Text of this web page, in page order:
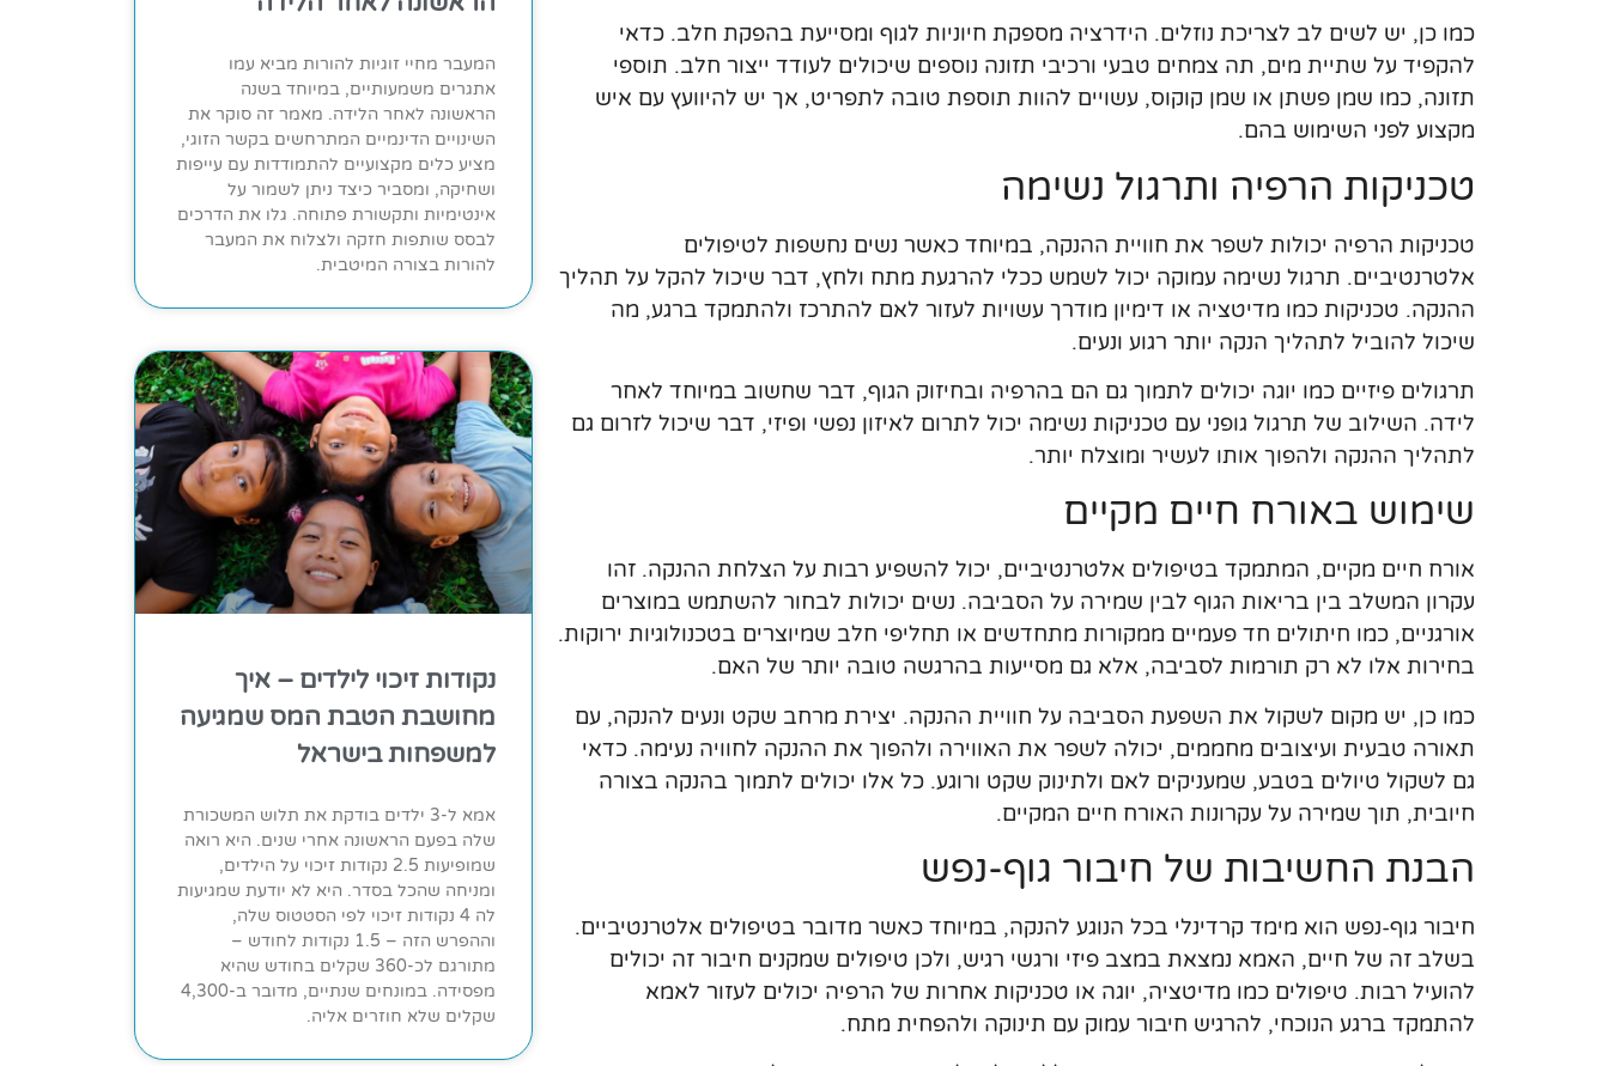
כמו כן, יש לשים לב לצריכת נוזלים. הידרציה מספקת חיוניות לגוף ומסייעת בהפקת חלב. כדאי
להקפיד על שתיית מים, תה צמחים טבעי ורכיבי תזונה נוספים שיכולים לעודד ייצור חלב. תוספי
תזונה, כמו שמן פשתן או שמן קוקוס, עשויים להוות תוספת טובה לתפריט, אך יש להיוועץ עם איש
מקצוע לפני השימוש בהם.
טכניקות הרפיה ותרגול נשימה
טכניקות הרפיה יכולות לשפר את חוויית ההנקה, במיוחד כאשר נשים נחשפות לטיפולים
אלטרנטיביים. תרגול נשימה עמוקה יכול לשמש ככלי להרגעת מתח ולחץ, דבר שיכול להקל על תהליך
ההנקה. טכניקות כמו מדיטציה או דימיון מודרך עשויות לעזור לאם להתרכז ולהתמקד ברגע, מה
שיכול להוביל לתהליך הנקה יותר רגוע ונעים.
תרגולים פיזיים כמו יוגה יכולים לתמוך גם הם בהרפיה ובחיזוק הגוף, דבר שחשוב במיוחד לאחר
לידה. השילוב של תרגול גופני עם טכניקות נשימה יכול לתרום לאיזון נפשי ופיזי, דבר שיכול לזרום גם
לתהליך ההנקה ולהפוך אותו לעשיר ומוצלח יותר.
שימוש באורח חיים מקיים
אורח חיים מקיים, המתמקד בטיפולים אלטרנטיביים, יכול להשפיע רבות על הצלחת ההנקה. זהו
עקרון המשלב בין בריאות הגוף לבין שמירה על הסביבה. נשים יכולות לבחור להשתמש במוצרים
אורגניים, כמו חיתולים חד פעמיים ממקורות מתחדשים או תחליפי חלב שמיוצרים בטכנולוגיות ירוקות.
בחירות אלו לא רק תורמות לסביבה, אלא גם מסייעות בהרגשה טובה יותר של האם.
כמו כן, יש מקום לשקול את השפעת הסביבה על חוויית ההנקה. יצירת מרחב שקט ונעים להנקה, עם
תאורה טבעית ועיצובים מחממים, יכולה לשפר את האווירה ולהפוך את ההנקה לחוויה נעימה. כדאי
גם לשקול טיולים בטבע, שמעניקים לאם ולתינוק שקט ורוגע. כל אלו יכולים לתמוך בהנקה בצורה
חיובית, תוך שמירה על עקרונות האורח חיים המקיים.
הבנת החשיבות של חיבור גוף-נפש
חיבור גוף-נפש הוא מימד קרדינלי בכל הנוגע להנקה, במיוחד כאשר מדובר בטיפולים אלטרנטיביים.
בשלב זה של חיים, האמא נמצאת במצב פיזי ורגשי רגיש, ולכן טיפולים שמקנים חיבור זה יכולים
להועיל רבות. טיפולים כמו מדיטציה, יוגה או טכניקות אחרות של הרפיה יכולים לעזור לאמא
להתמקד ברגע הנוכחי, להרגיש חיבור עמוק עם תינוקה ולהפחית מתח.
המעבר מחיי זוגיות להורות מביא עמו
אתגרים משמעותיים, במיוחד בשנה
הראשונה לאחר הלידה. מאמר זה סוקר את
השינויים הדינמיים המתרחשים בקשר הזוגי,
מציע כלים מקצועיים להתמודדות עם עייפות
ושחיקה, ומסביר כיצד ניתן לשמור על
אינטימיות ותקשורת פתוחה. גלו את הדרכים
לבסס שותפות חזקה ולצלוח את המעבר
להורות בצורה המיטבית.
נקודות זיכוי לילדים – איך
מחושבת הטבת המס שמגיעה
למשפחות בישראל
אמא ל-3 ילדים בודקת את תלוש המשכורת
שלה בפעם הראשונה אחרי שנים. היא רואה
שמופיעות 2.5 נקודות זיכוי על הילדים,
ומניחה שהכל בסדר. היא לא יודעת שמגיעות
לה 4 נקודות זיכוי לפי הסטטוס שלה,
וההפרש הזה – 1.5 נקודות לחודש –
מתורגם לכ-360 שקלים בחודש שהיא
מפסידה. במונחים שנתיים, מדובר ב-4,300
שקלים שלא חוזרים אליה.